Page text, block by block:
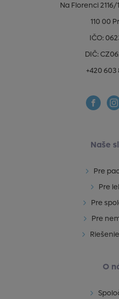
Na Florenci
110 00
IČO:
DIČ:
+420 603
Naše
Pre
Pre
Pre
Pre
O